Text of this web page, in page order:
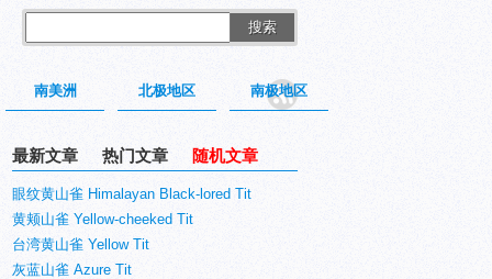
搜索
南美洲 北极地区 南极地区
最新文章 热门文章 随机文章
眼纹黄山雀 Himalayan Black-lored Tit
黄颊山雀 Yellow-cheeked Tit
台湾黄山雀 Yellow Tit
灰蓝山雀 Azure Tit